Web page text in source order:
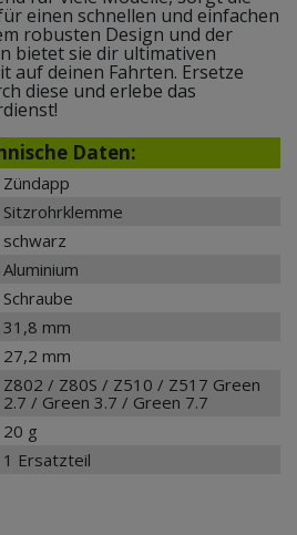
einen schnellen und einfachen
robusten Design und der
bietet sie dir ultimativen
auf deinen Fahrten. Ersetze
diese und erlebe das
Daten:
Zündapp
Sitzrohrklemme
schwarz
Aluminium
Schraube
31,8 mm
27,2 mm
Z802 / Z80S / Z510 / Z517 Green
2.7 / Green 3.7 / Green 7.7
20 g
1 Ersatzteil